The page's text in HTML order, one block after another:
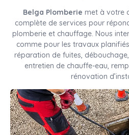
Belga Plomberie met à votre
complète de services pour
plomberie et chauffage. Nous
comme pour les travaux
réparation de fuites,
entretien de chauffe-eau,
rénovation